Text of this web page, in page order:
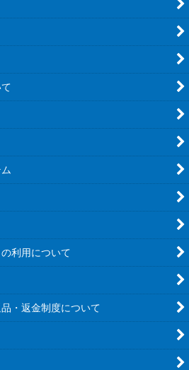
利用について
・返金制度について